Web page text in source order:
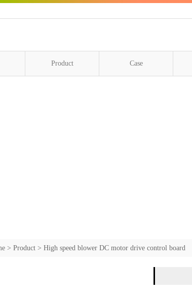
Product Case
> Product> High speed blower DC motor drive control board